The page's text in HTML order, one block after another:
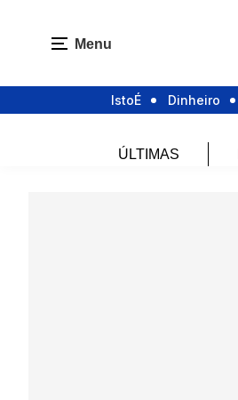
Menu
IstoÉ Dinheiro
ÚLTIMAS